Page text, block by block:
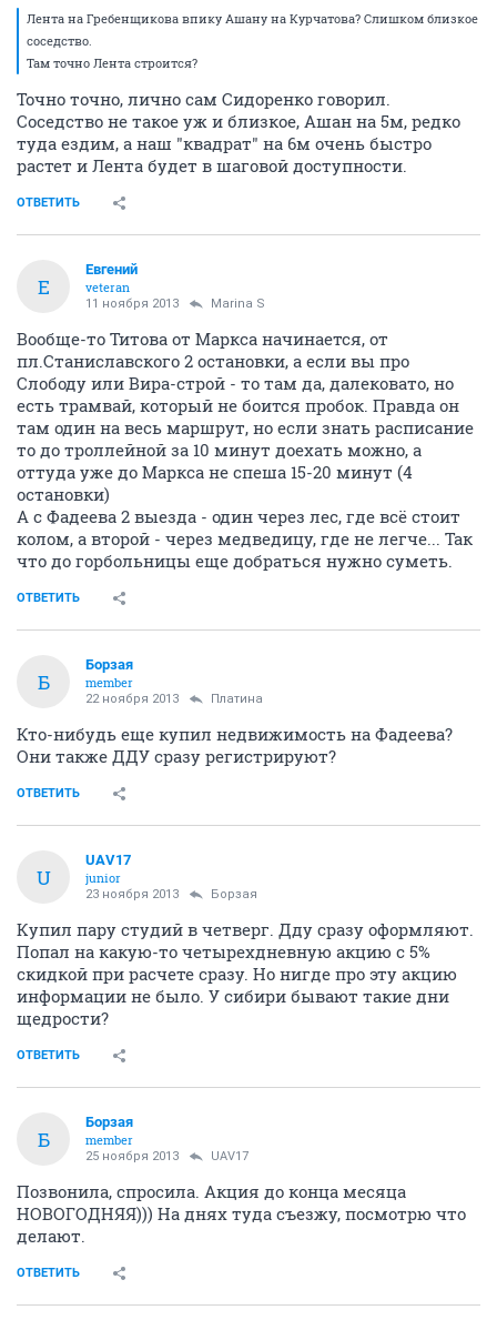
Лента на Гребенщикова впику Ашану на Курчатова? Слишком близкое
соседство.
Там точно Лента строится?
Точно точно, лично сам Сидоренко говорил.
Соседство не такое уж и близкое, Ашан на 5м, редко
туда ездим, а наш "квадрат" на 6м очень быстро
растет и Лента будет в шаговой доступности.
ОТВЕТИТЬ
E
Eвгений
veteran
11 ноября 2013 Marina S
Вообще-то Титова от Маркса начинается, от
пл.Станиславского 2 остановки, а если вы про
Слободу или Вира-строй - то там да, далековато, но
есть трамвай, который не боится пробок. Правда он
там один на весь маршрут, но если знать расписание
то до троллейной за 10 минут доехать можно, а
оттуда уже до Маркса не спеша 15-20 минут (4
остановки)
А с Фадеева 2 выезда - один через лес, где всё стоит
колом, а второй - через медведицу, где не легче... Так
что до горбольницы еще добраться нужно суметь.
ОТВЕТИТЬ
Б
Борзая
member
22 ноября 2013 Платина
Кто-нибудь еще купил недвижимость на Фадеева?
Они также ДДУ сразу регистрируют?
ОТВЕТИТЬ
U
UAV17
junior
23 ноября 2013 Борзая
Купил пару студий в четверг. Дду сразу оформляют.
Попал на какую-то четырехдневную акцию с 5%
скидкой при расчете сразу. Но нигде про эту акцию
информации не было. У сибири бывают такие дни
щедрости?
ОТВЕТИТЬ
Б
Борзая
member
25 ноября 2013 UAV17
Позвонила, спросила. Акция до конца месяца
НОВОГОДНЯЯ))) На днях туда съезжу, посмотрю что
делают.
ОТВЕТИТЬ